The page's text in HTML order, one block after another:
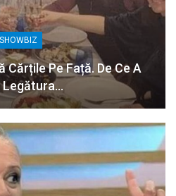
SHOWBIZ
Cărțile Pe Față. De Ce A
Legătura…